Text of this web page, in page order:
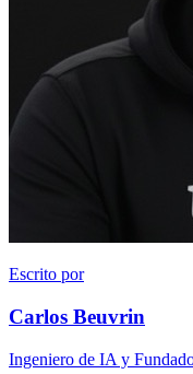
Escrito por
Carlos Beuvrin
Ingeniero de IA y